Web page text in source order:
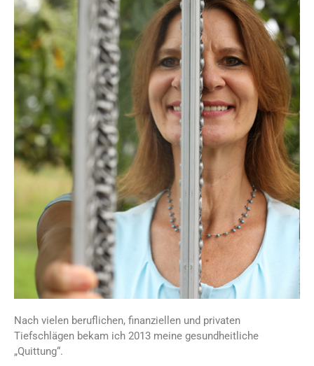
Nach vielen beruflichen, finanziellen und privaten
Tiefschlägen bekam ich 2013 meine gesundheitliche
„Quittung“.